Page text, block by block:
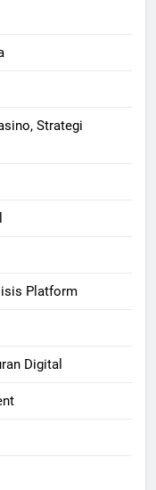
Strategi
Platform
Digital